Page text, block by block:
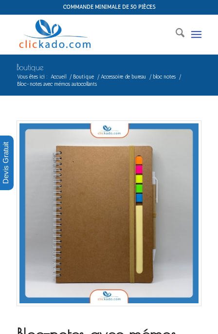
COMMANDE MINIMALE DE 50 PIÈCES
Boutique
Vous êtes ici : Accueil / Boutique / Accessoire de bureau / bloc notes
/
Bloc-notes avec mémos autocollants
Devis Gratuit